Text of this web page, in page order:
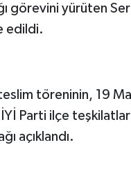
görevini yürüten
edildi.
töreninin, 19
Parti ilçe
açıklandı.